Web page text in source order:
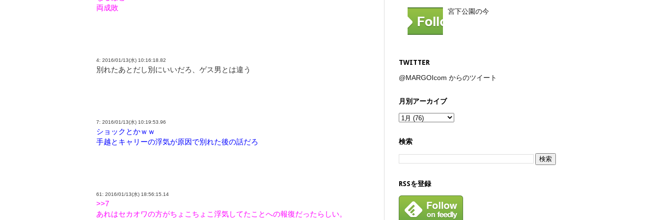
両成敗
4: 2016/01/13(水) 10:16:18.82
別れたあとだし別にいいだろ、ゲス男とは違う
7: 2016/01/13(水) 10:19:53.96
ショックとかｗｗ
手越とキャリーの浮気が原因で別れた後の話だろ
61: 2016/01/13(水) 18:56:15.14
>>7
あれはセカオワの方がちょこちょこ浮気してたことへの報復だったらしい。
宮下公園の今
TWITTER
@MARGOIcom からのツイート
月別アーカイブ
検索
RSSを登録